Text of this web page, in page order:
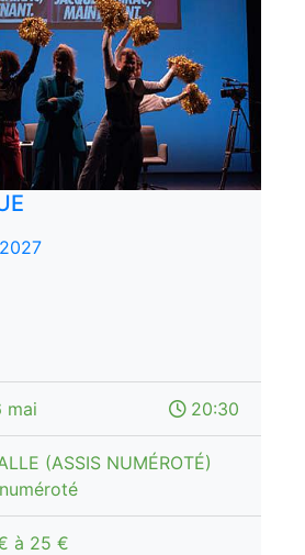
mai 20:30
(ASSIS NUMÉROTÉ)
à 25 €